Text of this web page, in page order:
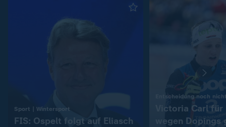
Sport | Wintersport
FIS: Ospelt folgt auf Eliasch
Entscheidung noch
Victoria Carl
wegen